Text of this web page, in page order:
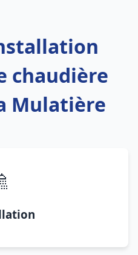
chaudière
Mulatière